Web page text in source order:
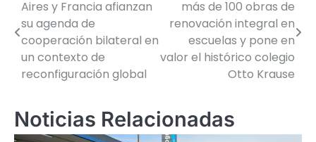
de
entradas
Aires y Francia afianzan
su agenda de
cooperación bilateral en
un contexto de
reconfiguración global
más de 100 obras de
renovación integral en
escuelas y pone en
valor el histórico colegio
Otto Krause
Noticias Relacionadas